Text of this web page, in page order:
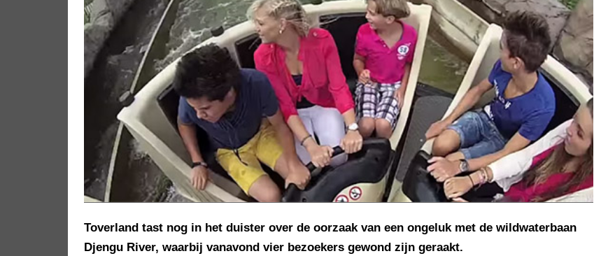
Toverland tast nog in het duister over de oorzaak van een ongeluk met de wildwaterbaan
Djengu River, waarbij vanavond vier bezoekers gewond zijn geraakt.